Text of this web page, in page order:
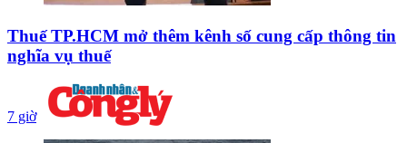
Thuế TP.HCM mở thêm kênh số cung cấp thông tin
nghĩa vụ thuế
7 giờ